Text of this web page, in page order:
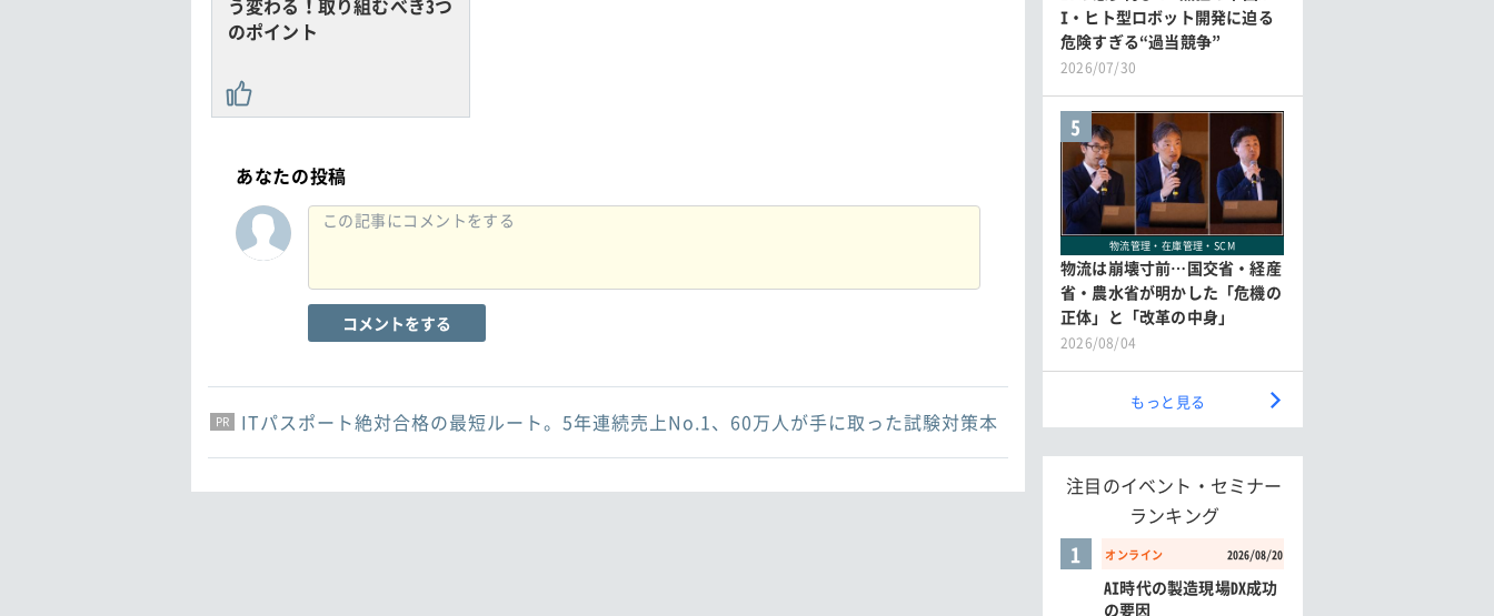
う変わる！取り組むべき3つ
のポイント
あなたの投稿
コメントをする
PR
PR
PR ITパスポート絶対合格の最短ルート。5年連続売上No.1、60万人が手に取った試験対策本
I・ヒト型ロボット開発に迫る
危険すぎる“過当競争”
2026/07/30
5
物流管理・在庫管理・SCM
物流は崩壊寸前…国交省・経産
省・農水省が明かした「危機の
正体」と「改革の中身」
2026/08/04
もっと見る
注目のイベント・セミナー
ランキング
オンライン 2026/08/20
1
AI時代の製造現場DX成功
の要因